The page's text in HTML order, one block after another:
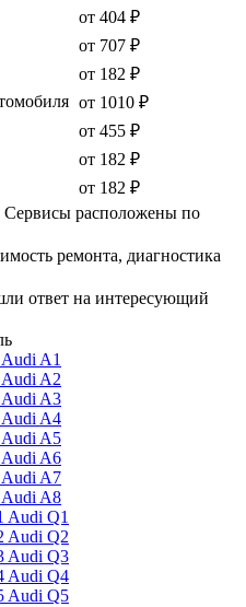
от 404 ₽
от 707 ₽
от 182 ₽
от 1010 ₽
от 455 ₽
от 182 ₽
от 182 ₽
Сервисы расположены по
ремонта, диагностика
ответ на интересующий
Audi A1
Audi A2
Audi A3
Audi A4
Audi A5
Audi A6
Audi A7
Audi A8
Audi Q1
Audi Q2
Audi Q3
Audi Q4
Audi Q5